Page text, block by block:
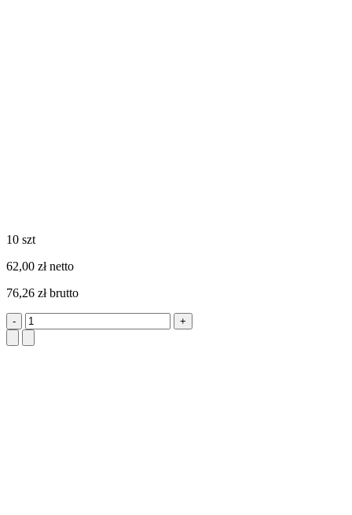
10 szt
62,00 zł netto
76,26 zł brutto
- +